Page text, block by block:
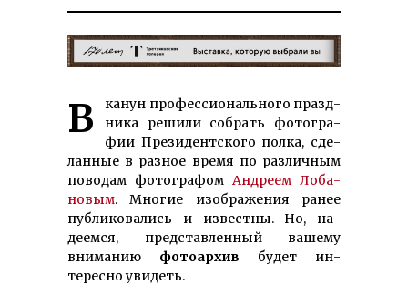
В ка­нун про­фес­сио­наль­но­го празд­­
ника ре­­ши­­ли со­­брать фо­то­гра­­
фии Пре­­зидентского пол­ка, сде­
ланные в раз­­ное вре­мя по раз­лич­ным
по­во­дам фо­тогра­­фом Андреем Лоба­
но­вым. Мно­­гие изоб­ра­же­ния ранее
публи­ковались и известны. Но, на­
деем­­­ся, представ­лен­ный ва­шему
вниманию фото­архив будет ин­
тересно увидеть.